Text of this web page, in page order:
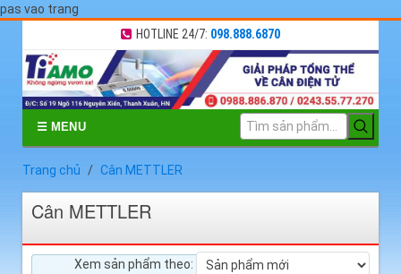
pas vao trang
HOTLINE 24/7: 098.888.6870
☰ MENU
Trang chủ Cân METTLER
Cân METTLER
Xem sản phẩm theo: